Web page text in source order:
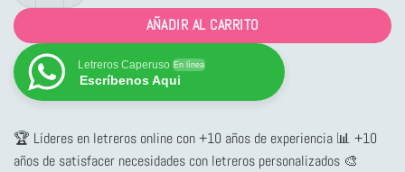
AÑADIR AL CARRITO
Letreros Caperuso En línea
Escríbenos Aqui
🏆 Líderes en letreros online con +10 años de experiencia 📊 +10
años de satisfacer necesidades con letreros personalizados 🎨